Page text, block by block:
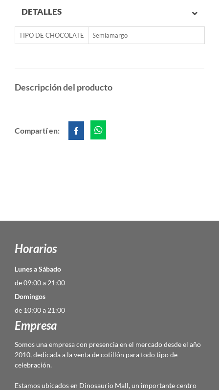
DETALLES
TIPO DE CHOCOLATE Semiamargo
Descripción del producto
Compartí en:
Horarios
Lunes a Sábado
de 09:00 a 21:00
Domingos
de 10:00 a 21:00
Empresa
Somos una empresa con presencia en el mercado desde el año
2010, dedicada a la venta de cotillón para todo tipo de
celebración.
Estamos ubicados en Dinosaurio Mall, un importante centro